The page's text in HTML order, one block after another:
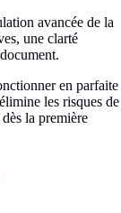
avancée de la
une clarté
en parfaite
les risques de
la première